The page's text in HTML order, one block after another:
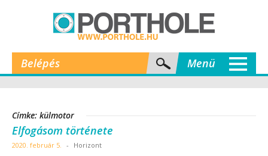
Belépés Menü
Címke: külmotor
Elfogásom története
2020. február 5. - Horizont